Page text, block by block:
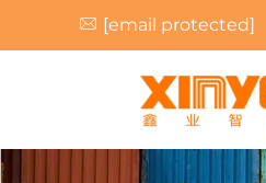
[email protected]